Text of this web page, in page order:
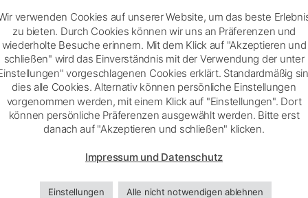
sie spreche ja laut genug.
65 dB also schon in angehobener
wir 66 dB. Das ergibt die „schöneren“
– Irrtum
Blöff?
verwenden Cookies auf unserer Website, um das beste
zu bieten. Durch Cookies können wir uns an Präferenzen und
wiederholte Besuche erinnern. Mit dem Klick auf "Akzeptieren und
schließen" wird das Einverständnis mit der Verwendung der unter
vorgeschlagenen Cookies erklärt. Standardmäßig
dies alle Cookies. Alternativ können persönliche Einstellungen
vorgenommen werden, mit einem Klick auf "Einstellungen". Dort
können persönliche Präferenzen ausgewählt werden. Bitte erst
danach auf "Akzeptieren und schließen" klicken.
Impressum und Datenschutz
Einstellungen Alle nicht notwendigen ablehnen